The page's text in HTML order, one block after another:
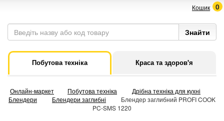
Кошик 0
Побутова техніка Краса та здоров'я
Онлайн-маркет Побутова техніка
Дрібна техніка для кухні
Блендери
Блендери заглибні
Блендер заглибний PROFI COOK
PC-SMS 1220